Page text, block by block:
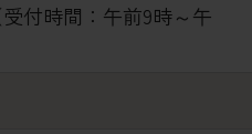
受付時間：午前9時～午